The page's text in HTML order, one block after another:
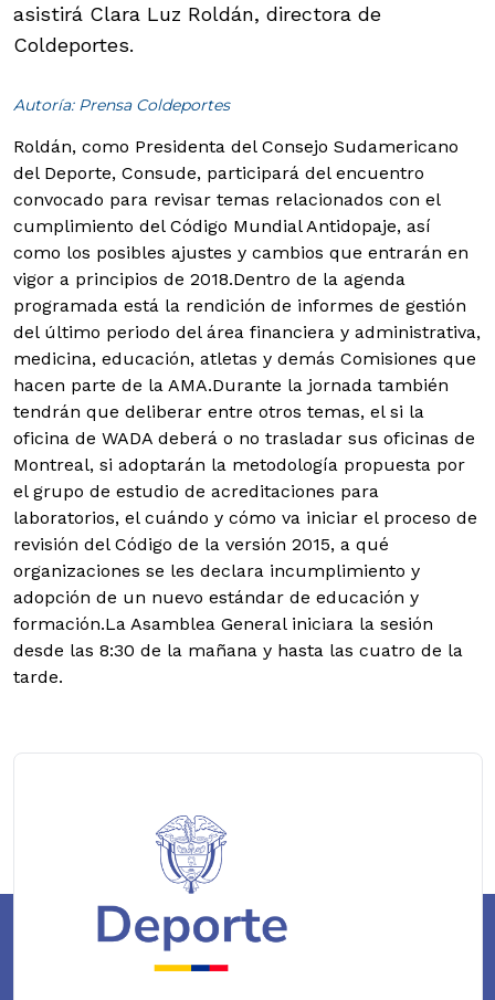
asistirá Clara Luz Roldán, directora de
Coldeportes.
Autoría: Prensa Coldeportes
Roldán, como Presidenta del Consejo Sudamericano
del Deporte, Consude, participará del encuentro
convocado para revisar temas relacionados con el
cumplimiento del Código Mundial Antidopaje, así
como los posibles ajustes y cambios que entrarán en
vigor a principios de 2018.Dentro de la agenda
programada está la rendición de informes de gestión
del último periodo del área financiera y administrativa,
medicina, educación, atletas y demás Comisiones que
hacen parte de la AMA.Durante la jornada también
tendrán que deliberar entre otros temas, el si la
oficina de WADA deberá o no trasladar sus oficinas de
Montreal, si adoptarán la metodología propuesta por
el grupo de estudio de acreditaciones para
laboratorios, el cuándo y cómo va iniciar el proceso de
revisión del Código de la versión 2015, a qué
organizaciones se les declara incumplimiento y
adopción de un nuevo estándar de educación y
formación.La Asamblea General iniciara la sesión
desde las 8:30 de la mañana y hasta las cuatro de la
tarde.